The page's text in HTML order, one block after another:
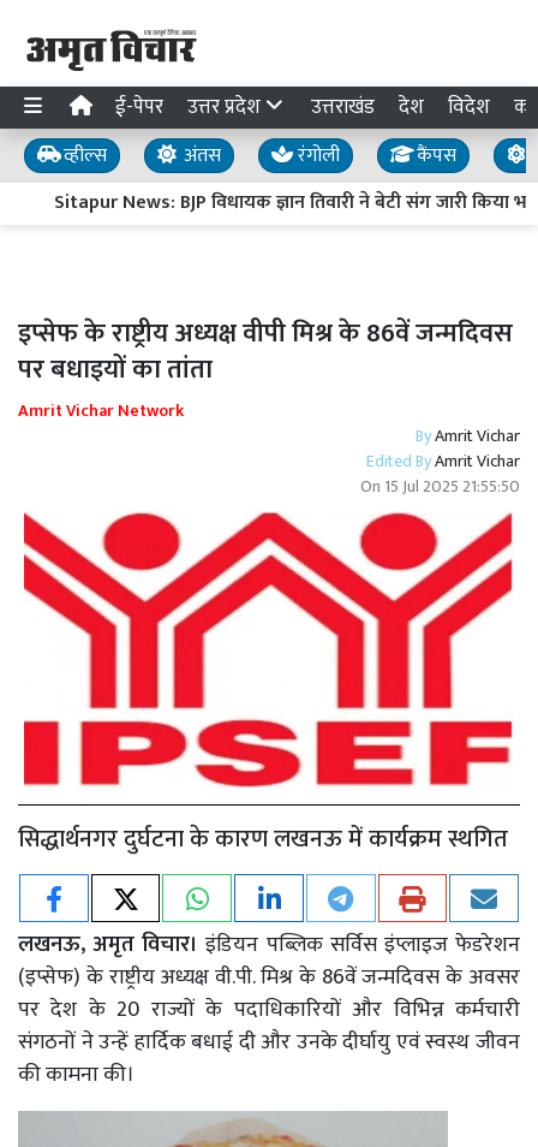
ई-पेपर उत्तर प्रदेश उत्तराखंड देश विदेश
व्हील्स अंतस रंगोली कैंपस
Sitapur News: BJP विधायक ज्ञान तिवारी ने बेटी संग जारी किया
इप्सेफ के राष्ट्रीय अध्यक्ष वीपी मिश्र के 86वें जन्मदिवस
पर बधाइयों का तांता
Amrit Vichar Network
ByAmrit Vichar
Edited ByAmrit Vichar
On 15 Jul 2025 21:55:50
सिद्धार्थनगर दुर्घटना के कारण लखनऊ में कार्यक्रम स्थगित
लखनऊ, अमृत विचार।इंडियन पब्लिक सर्विस इंप्लाइज फेडरेशन
(इप्सेफ) के राष्ट्रीय अध्यक्ष वी.पी. मिश्र के 86वें जन्मदिवस के अवसर
पर देश के 20 राज्यों के पदाधिकारियों और विभिन्न कर्मचारी
संगठनों ने उन्हें हार्दिक बधाई दी और उनके दीर्घायु एवं स्वस्थ जीवन
की कामना की।